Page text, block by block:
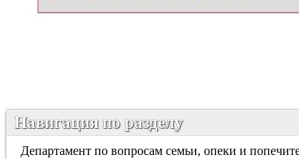
Навигация по разделу
Департамент по вопросам семьи, опеки и